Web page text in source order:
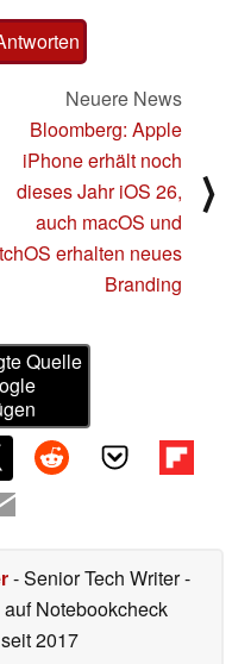
Neuere News
Bloomberg: Apple
iPhone erhält noch
dieses Jahr iOS 26,
auch macOS und
erhalten neues
Branding
⟩
Quelle
- Senior Tech Writer-
Notebookcheck
seit 2017